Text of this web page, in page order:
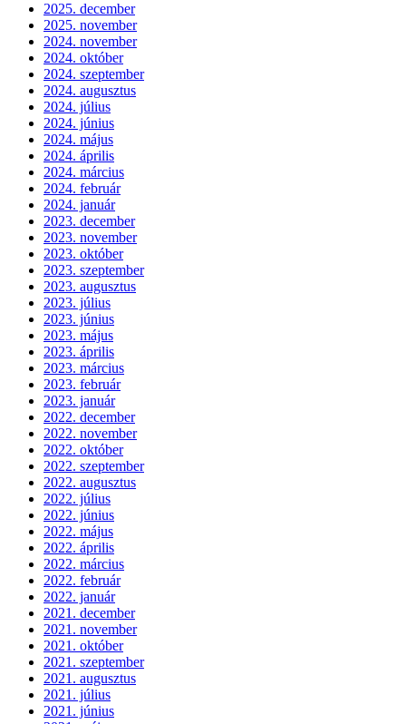
2025. december
2025. november
2024. november
2024. október
2024. szeptember
2024. augusztus
2024. július
2024. június
2024. május
2024. április
2024. március
2024. február
2024. január
2023. december
2023. november
2023. október
2023. szeptember
2023. augusztus
2023. július
2023. június
2023. május
2023. április
2023. március
2023. február
2023. január
2022. december
2022. november
2022. október
2022. szeptember
2022. augusztus
2022. július
2022. június
2022. május
2022. április
2022. március
2022. február
2022. január
2021. december
2021. november
2021. október
2021. szeptember
2021. augusztus
2021. július
2021. június